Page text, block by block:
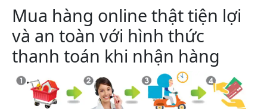
Mua hàng online thật tiện lợi
và an toàn với hình thức
thanh toán khi nhận hàng